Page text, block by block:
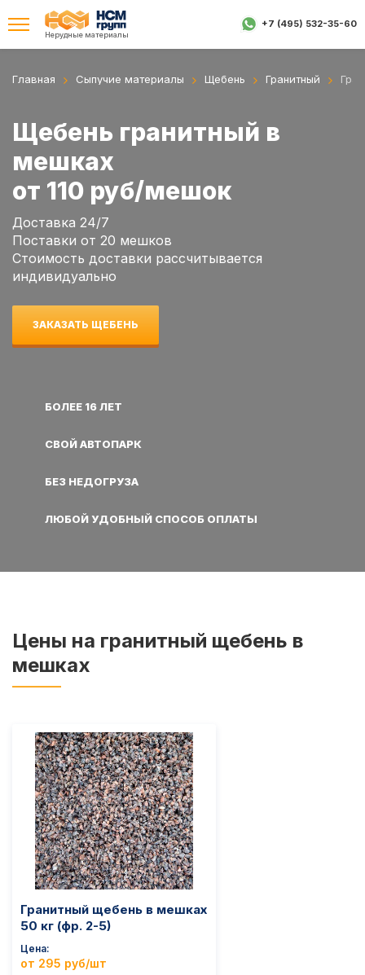
Нерудные материалы
+7 (495) 532-35-60
Главная Сыпучие материалы Щебень Гранитный
Щебень гранитный в
мешках
от 110 руб/мешок
Доставка 24/7
Поставки от 20 мешков
Стоимость доставки раcсчитывается
индивидуально
ЗАКАЗАТЬ ЩЕБЕНЬ
БОЛЕЕ 16 ЛЕТ
СВОЙ АВТОПАРК
БЕЗ НЕДОГРУЗА
ЛЮБОЙ УДОБНЫЙ СПОСОБ ОПЛАТЫ
Цены на гранитный щебень в
мешках
Гранитный щебень в мешках
50 кг (фр. 2-5)
Цена
от 295 руб/шт